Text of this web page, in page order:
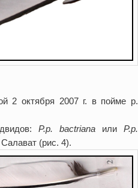
2 октября 2007 г. в пойме р.
P.p. bactrianaили P.p.
(рис. 4).